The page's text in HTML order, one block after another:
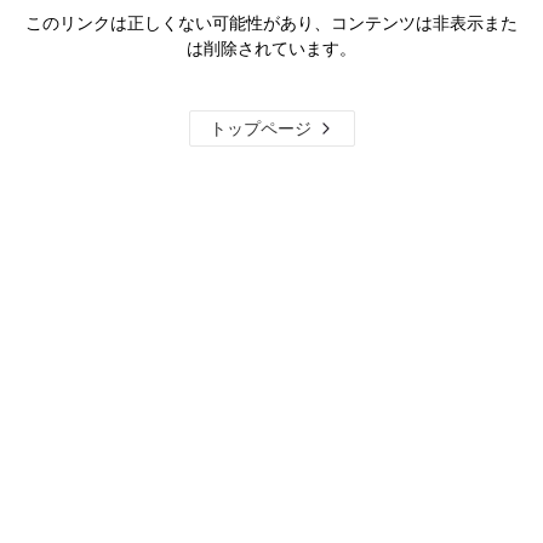
このリンクは正しくない可能性があり、コンテンツは非表示また
は削除されています。
トップページ